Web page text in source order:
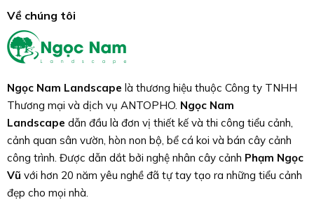
Về chúng tôi
Ngọc Nam Landscape là thương hiệu thuộc Công ty TNHH
Thương mại và dịch vụ ANTOPHO. Ngọc Nam
Landscape dẫn đầu là đơn vị thiết kế và thi công tiểu cảnh,
cảnh quan sân vườn, hòn non bộ, bể cá koi và bán cây cảnh
công trình. Được dẫn dắt bởi nghệ nhân cây cảnh Phạm Ngọc
Vũ với hơn 20 năm yêu nghề đã tự tay tạo ra những tiểu cảnh
đẹp cho mọi nhà.